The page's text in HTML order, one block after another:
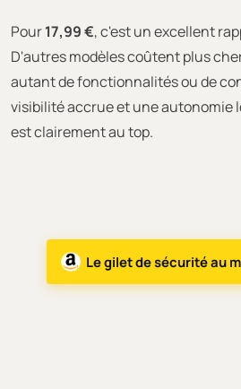
Pour17,99 €, c'est un excellent
D'autres modèles coûtent plus
autant de fonctionnalités ou de
visibilité accrue et une autonomie
est clairement au top.
Le gilet de sécurité au